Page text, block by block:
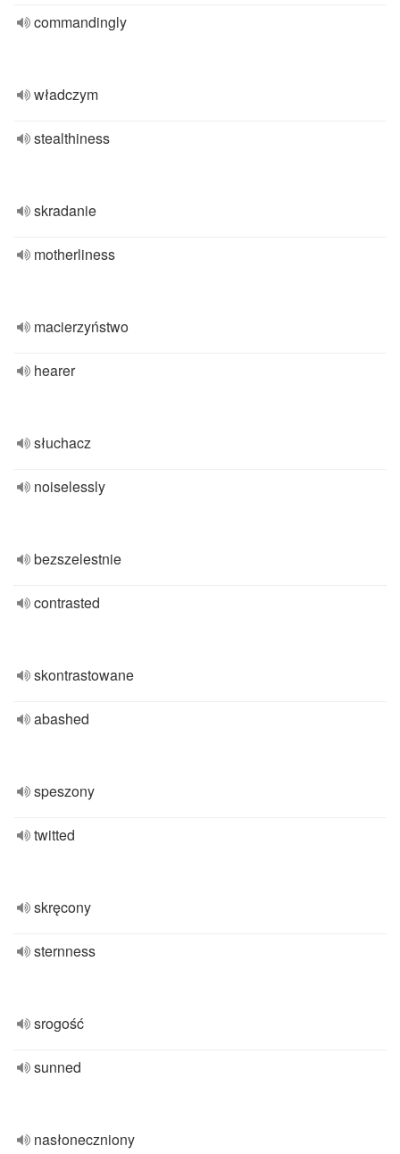
commandingly
władczym
stealthiness
skradanie
motherliness
macierzyństwo
hearer
słuchacz
noiselessly
bezszelestnie
contrasted
skontrastowane
abashed
speszony
twitted
skręcony
sternness
srogość
sunned
nasłoneczniony